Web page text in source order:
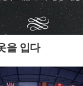
을 입다